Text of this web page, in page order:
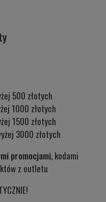
500 złotych
1000 złotych
1500 złotych
3000 złotych
promocjami, kodami
z outletu